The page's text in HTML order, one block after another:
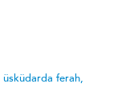
üsküdarda ferah,